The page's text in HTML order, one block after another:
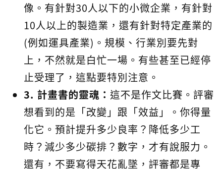
像。有針對30人以下的小微企業，有針對
10人以上的製造業，還有針對特定產業的
(例如運具產業)。規模、行業別要先對
上，不然就是白忙一場。有些甚至已經停
止受理了，這點要特別注意。
3. 計畫書的靈魂： 這不是作文比賽。評審
想看到的是「改變」跟「效益」。你得量
化它。預計提升多少良率？降低多少工
時？減少多少碳排？數字，才有說服力。
還有，不要寫得天花亂墜，評審都是專